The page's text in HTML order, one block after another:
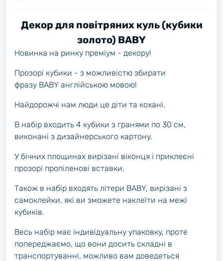
Декор для повітряних куль (кубики
золото) BABY
Новинка на ринку преміум - декору!
Прозорі кубики - з можливістю збирати
фразу BABY англійською мовою!
Найдорожчі нам люди це діти та кохані.
В набір входить 4 кубики з гранями по 30 см,
виконані з дизайнерського картону.
У бічних площинах вирізані віконця і приклеєні
прозорі пропіленові вставки.
Також в набір входять літери BABY, вирізані з
самоклейки, які ви зможете наклеїти на межі
кубиків.
Весь набір має індивідуальну упаковку, проте
попереджаємо, що вони досить складні в
транспортуванні, можливо вам доведеться